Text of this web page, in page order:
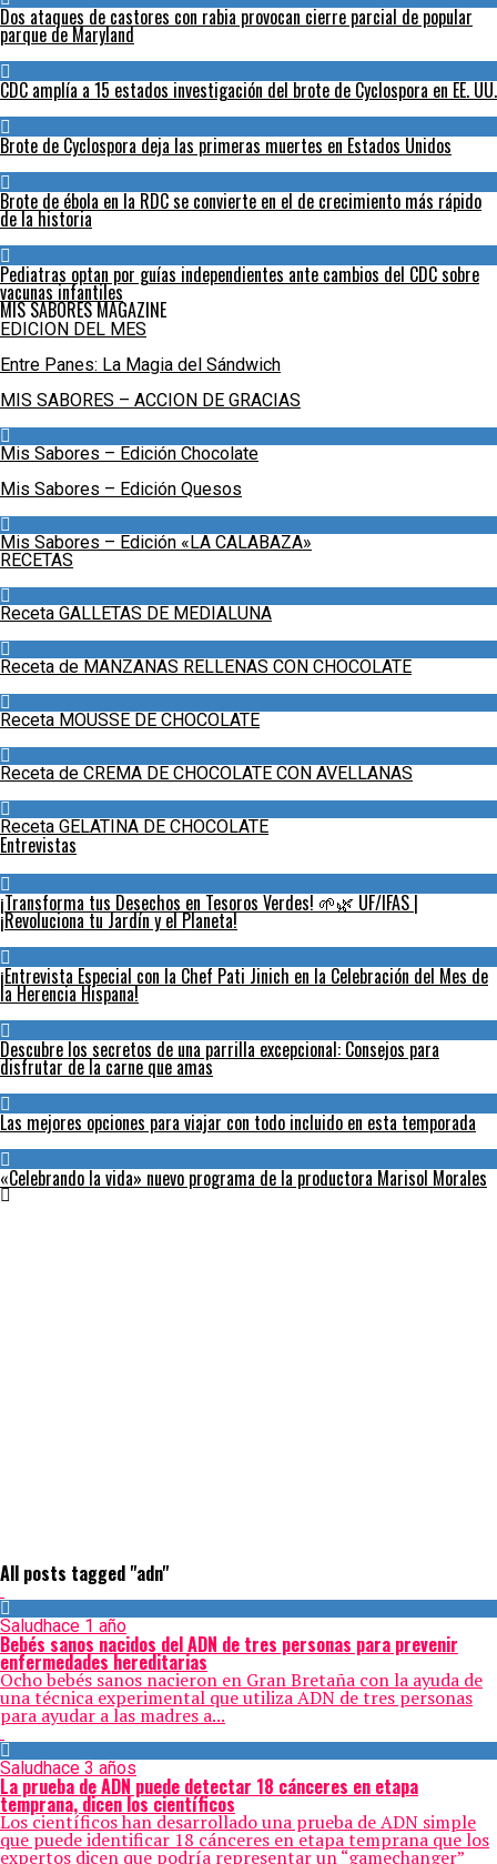
Dos ataques de castores con rabia provocan cierre parcial de popular
parque de Maryland
CDC amplía a 15 estados investigación del brote de Cyclospora en EE. UU.
Brote de Cyclospora deja las primeras muertes en Estados Unidos
Brote de ébola en la RDC se convierte en el de crecimiento más rápido
de la historia
Pediatras optan por guías independientes ante cambios del CDC sobre
vacunas infantiles
MIS SABORES MAGAZINE
EDICION DEL MES
Entre Panes: La Magia del Sándwich
MIS SABORES – ACCION DE GRACIAS
Mis Sabores – Edición Chocolate
Mis Sabores – Edición Quesos
Mis Sabores – Edición «LA CALABAZA»
RECETAS
Receta GALLETAS DE MEDIALUNA
Receta de MANZANAS RELLENAS CON CHOCOLATE
Receta MOUSSE DE CHOCOLATE
Receta de CREMA DE CHOCOLATE CON AVELLANAS
Receta GELATINA DE CHOCOLATE
Entrevistas
¡Transforma tus Desechos en Tesoros Verdes! 🌱🌿 UF/IFAS |
¡Revoluciona tu Jardín y el Planeta!
¡Entrevista Especial con la Chef Pati Jinich en la Celebración del Mes de
la Herencia Hispana!
Descubre los secretos de una parrilla excepcional: Consejos para
disfrutar de la carne que amas
Las mejores opciones para viajar con todo incluido en esta temporada
«Celebrando la vida» nuevo programa de la productora Marisol Morales
All posts tagged "adn"
Saludhace 1 año
Bebés sanos nacidos del ADN de tres personas para prevenir
enfermedades hereditarias
Ocho bebés sanos nacieron en Gran Bretaña con la ayuda de
una técnica experimental que utiliza ADN de tres personas
para ayudar a las madres a...
Saludhace 3 años
La prueba de ADN puede detectar 18 cánceres en etapa
temprana, dicen los científicos
Los científicos han desarrollado una prueba de ADN simple
que puede identificar 18 cánceres en etapa temprana que los
expertos dicen que podría representar un “gamechanger”